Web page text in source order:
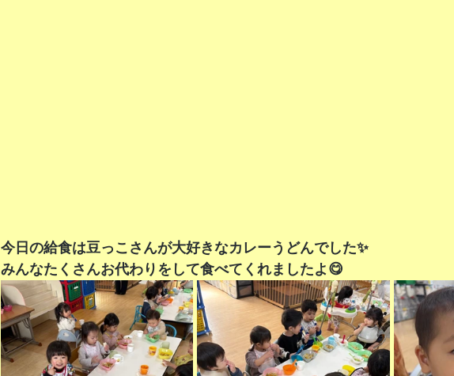
今日の給食は豆っこさんが大好きなカレーうどんでした✨
みんなたくさんお代わりをして食べてくれましたよ😋